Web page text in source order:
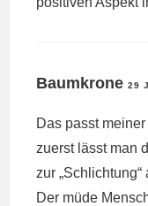
Baumkrone29
Das passt
zuerst lässt man
zur „Schlichtung“
Der müde